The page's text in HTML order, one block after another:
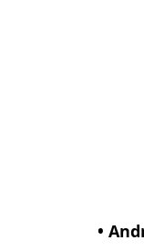
•